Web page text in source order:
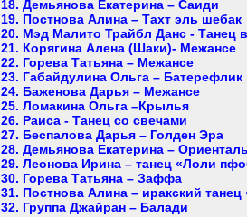
18. Демьянова Екатерина – Саиди
19. Постнова Алина – Тахт эль шебак
20. Мэд Малито Трайбл Данс - Танец
21. Корягина Алена (Шаки)- Межансе
22. Горева Татьяна – Межансе
23. Габайдулина Ольга – Батерефлик
24. Баженова Дарья – Межансе
25. Ломакина Ольга –Крылья
26. Раиса - Танец со свечами
27. Беспалова Дарья – Голден Эра
28. Демьянова Екатерина –
29. Леонова Ирина – танец «Лоли
30. Горева Татьяна – Заффа
31. Постнова Алина – иракский танец
32. Группа Джайран – Балади